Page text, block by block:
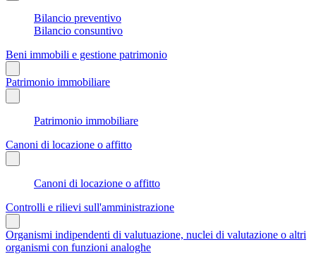
Bilancio preventivo
Bilancio consuntivo
Beni immobili e gestione patrimonio
Patrimonio immobiliare
Patrimonio immobiliare
Canoni di locazione o affitto
Canoni di locazione o affitto
Controlli e rilievi sull'amministrazione
Organismi indipendenti di valutuazione, nuclei di valutazione o altri
organismi con funzioni analoghe